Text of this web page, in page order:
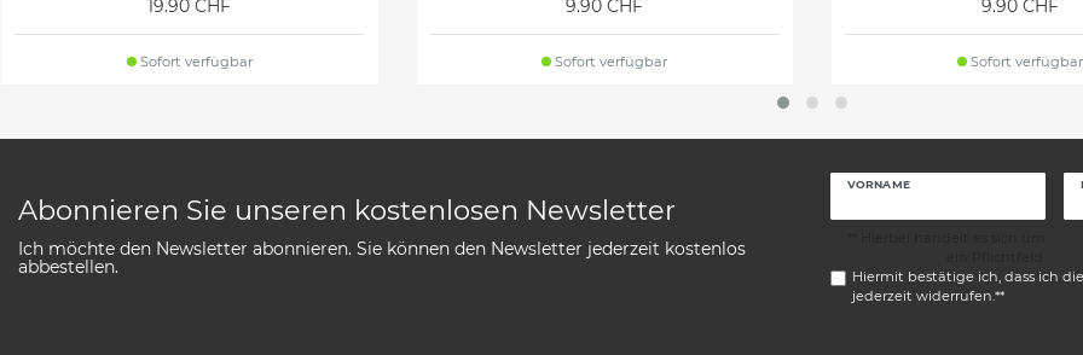
19.90 CHF
Sofort verfügbar
9.90 CHF
Sofort verfügbar
9.90 CHF
Sofort verfügbar
Abonnieren Sie unseren kostenlosen Newsletter
Ich möchte den Newsletter abonnieren. Sie können den Newsletter jederzeit kostenlos
abbestellen.
VORNAME
Hiermit bestätige ich, dass ich
jederzeit widerrufen.**